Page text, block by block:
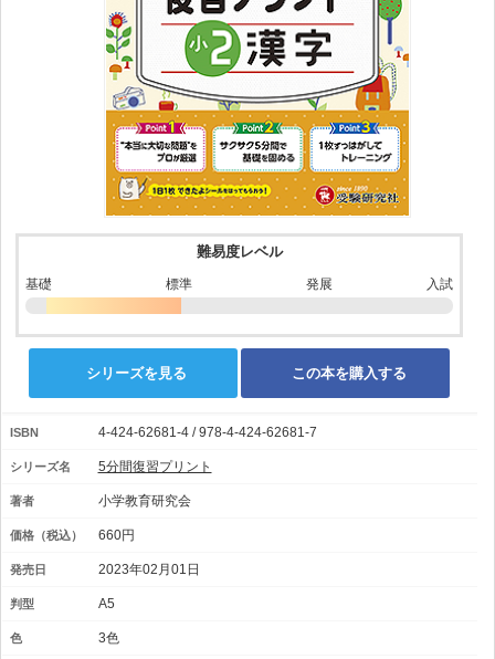
難易度レベル
基礎 標準 発展 入試
シリーズを見る この本を購入する
ISBN 4-424-62681-4 / 978-4-424-62681-7
シリーズ名 5分間復習プリント
著者 小学教育研究会
価格（税込） 660円
発売日 2023年02月01日
判型 A5
色 3色